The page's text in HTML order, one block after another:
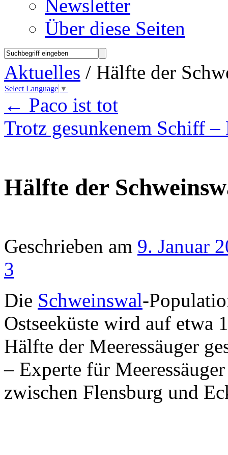
Newsletter
Über diese Seiten
Aktuelles / Hälfte der
Select Language ▼
← Paco ist tot
Trotz gesunkenem Schiff
Hälfte der
Geschrieben am 9. Januar
3
Die Schweinswal-
Ostseeküste wird auf etwa
Hälfte der Meeressäuger
– Experte für
zwischen Flensburg und